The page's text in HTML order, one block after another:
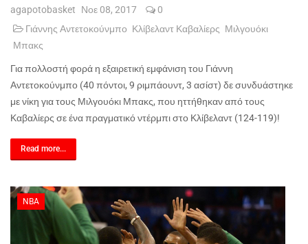
agapotobasket Νοε 08, 2017
0
Γιάννης Αντετοκούνμπο Κλίβελαντ Καβαλίερς Μιλγουόκι
Μπακς
Για πολλοστή φορά η εξαιρετική εμφάνιση του Γιάννη
Αντετοκούνμπο (40 πόντοι, 9 ριμπάουντ, 3 ασίστ) δε συνδυάστηκε
με νίκη για τους Μιλγουόκι Μπακς, που ηττήθηκαν από τους
Καβαλίερς σε ένα πραγματικό ντέρμπι στο Κλίβελαντ (124-119)!
Read more...
NBA